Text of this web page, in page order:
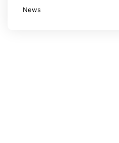
News